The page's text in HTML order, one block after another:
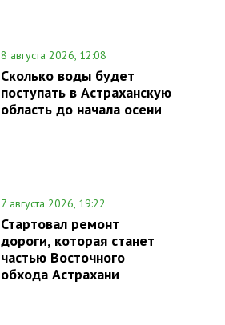
8 августа 2026, 12:08
Сколько воды будет
поступать в Астраханскую
область до начала осени
7 августа 2026, 19:22
Стартовал ремонт
дороги, которая станет
частью Восточного
обхода Астрахани